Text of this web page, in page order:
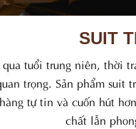
SUIT
qua tuổi trung niên, thời
trọng. Sản phẩm suit
tự tin và cuốn hút
chất lẫn